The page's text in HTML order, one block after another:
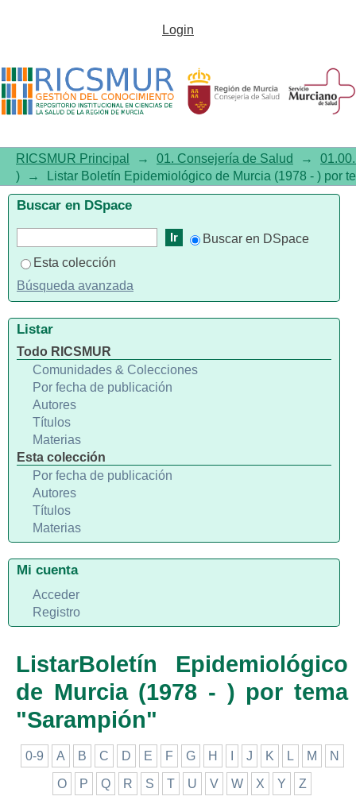
ListarBoletín Epidemiológico de
"Sarampión"
Login
RICSMUR Principal → 01. Consejería de Salud →
)
→ Listar Boletín Epidemiológico de Murcia (1978 - ) por
ListarBoletín Epidemiológico
de Murcia (1978 - ) por tema
"Sarampión"
0-9 A B C D E F G H J K L M N
O P Q R S T U V W X Y Z
Buscar en DSpace
Buscar en DSpace
Esta colección
Búsqueda avanzada
Listar
Todo RICSMUR
Comunidades & Colecciones
Por fecha de publicación
Autores
Títulos
Materias
Esta colección
Por fecha de publicación
Autores
Títulos
Materias
Mi cuenta
Acceder
Registro